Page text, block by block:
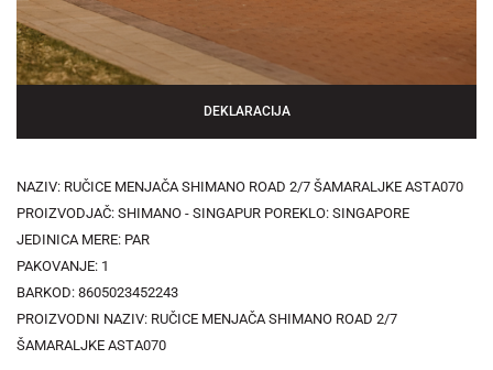
DEKLARACIJA
NAZIV: RUČICE MENJAČA SHIMANO ROAD 2/7 ŠAMARALJKE ASTA070
PROIZVODJAČ: SHIMANO - SINGAPUR POREKLO: SINGAPORE
JEDINICA MERE: PAR
PAKOVANJE: 1
BARKOD: 8605023452243
PROIZVODNI NAZIV: RUČICE MENJAČA SHIMANO ROAD 2/7
ŠAMARALJKE ASTA070